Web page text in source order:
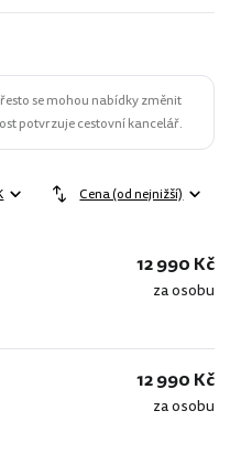
se mohou nabídky změnit
potvrzuje cestovní kancelář.
Cena (od nejnižší)
12 990 Kč
za osobu
12 990 Kč
za osobu